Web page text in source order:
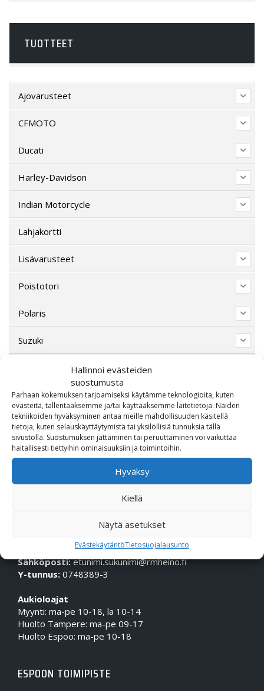
Hallinnoi evästeiden
suostumusta
Parhaan kokemuksen tarjoamiseksi käytämme teknologioita, kuten
evästeitä, tallentaaksemme ja/tai käyttääksemme laitetietoja. Näiden
tekniikoiden hyväksyminen antaa meille mahdollisuuden käsitellä
tietoja, kuten selauskäyttäytymistä tai yksilöllisiä tunnuksia tällä
sivustolla. Suostumuksen jättäminen tai peruuttaminen voi vaikuttaa
haitallisesti tiettyihin ominaisuuksiin ja toimintoihin.
Hyväksy
Kiellä
Näytä asetukset
EvästekäytäntöTietosuojalausunto
TUOTTEET
Ajovarusteet
CFMOTO
Ducati
Harley-Davidson
Indian Motorcycle
Lahjakortti
Lisävarusteet
Poistotori
Polaris
Suzuki
Varaosat/Sekalaiset
OTA MEIHIN YHTEYTTÄ!
Puhelin (Vaihde): 010 617 0600
Sähköposti:etunimi.sukunimi@rmheino.fi
Y-tunnus: 0748389-3
Aukioloajat
Myynti: ma-pe 10-18, la 10-14
Huolto Tampere: ma-pe 09-17
Huolto Espoo: ma-pe 10-18
ESPOON TOIMIPISTE